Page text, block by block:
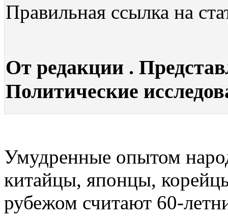
Правильная ссылка на
От редакции .
Политические
Умудренные опытом
китайцы, японцы,
рубежом считают 60-